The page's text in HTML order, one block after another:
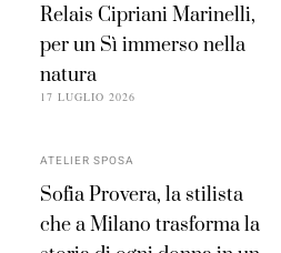
Relais Cipriani Marinelli,
per un Sì immerso nella
natura
17 LUGLIO 2026
ATELIER SPOSA
Sofia Provera, la stilista
che a Milano trasforma la